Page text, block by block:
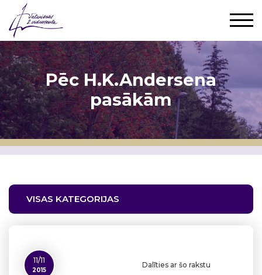
Pēc H.K.Andersena
pasākām
VISAS KATEGORIJAS
11/11
2015
Dalīties ar šo rakstu